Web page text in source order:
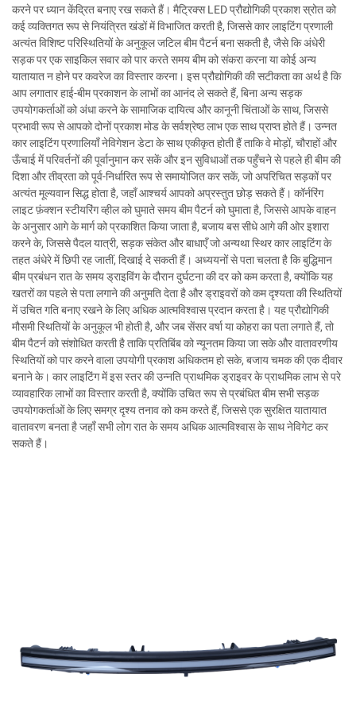
करने पर ध्यान केंद्रित बनाए रख सकते हैं। मैट्रिक्स LED प्रौद्योगिकी प्रकाश स्रोत को
कई व्यक्तिगत रूप से नियंत्रित खंडों में विभाजित करती है, जिससे कार लाइटिंग प्रणाली
अत्यंत विशिष्ट परिस्थितियों के अनुकूल जटिल बीम पैटर्न बना सकती है, जैसे कि अंधेरी
सड़क पर एक साइकिल सवार को पार करते समय बीम को संकरा करना या कोई अन्य
यातायात न होने पर कवरेज का विस्तार करना। इस प्रौद्योगिकी की सटीकता का अर्थ है कि
आप लगातार हाई-बीम प्रकाशन के लाभों का आनंद ले सकते हैं, बिना अन्य सड़क
उपयोगकर्ताओं को अंधा करने के सामाजिक दायित्व और कानूनी चिंताओं के साथ, जिससे
प्रभावी रूप से आपको दोनों प्रकाश मोड के सर्वश्रेष्ठ लाभ एक साथ प्राप्त होते हैं। उन्नत
कार लाइटिंग प्रणालियाँ नेविगेशन डेटा के साथ एकीकृत होती हैं ताकि वे मोड़ों, चौराहों और
ऊँचाई में परिवर्तनों की पूर्वानुमान कर सकें और इन सुविधाओं तक पहुँचने से पहले ही बीम की
दिशा और तीव्रता को पूर्व-निर्धारित रूप से समायोजित कर सकें, जो अपरिचित सड़कों पर
अत्यंत मूल्यवान सिद्ध होता है, जहाँ आश्चर्य आपको अप्रस्तुत छोड़ सकते हैं। कॉर्नरिंग
लाइट फ़ंक्शन स्टीयरिंग व्हील को घुमाते समय बीम पैटर्न को घुमाता है, जिससे आपके वाहन
के अनुसार आगे के मार्ग को प्रकाशित किया जाता है, बजाय बस सीधे आगे की ओर इशारा
करने के, जिससे पैदल यात्री, सड़क संकेत और बाधाएँ जो अन्यथा स्थिर कार लाइटिंग के
तहत अंधेरे में छिपी रह जातीं, दिखाई दे सकती हैं। अध्ययनों से पता चलता है कि बुद्धिमान
बीम प्रबंधन रात के समय ड्राइविंग के दौरान दुर्घटना की दर को कम करता है, क्योंकि यह
खतरों का पहले से पता लगाने की अनुमति देता है और ड्राइवरों को कम दृश्यता की स्थितियों
में उचित गति बनाए रखने के लिए अधिक आत्मविश्वास प्रदान करता है। यह प्रौद्योगिकी
मौसमी स्थितियों के अनुकूल भी होती है, और जब सेंसर वर्षा या कोहरा का पता लगाते हैं, तो
बीम पैटर्न को संशोधित करती है ताकि प्रतिबिंब को न्यूनतम किया जा सके और वातावरणीय
स्थितियों को पार करने वाला उपयोगी प्रकाश अधिकतम हो सके, बजाय चमक की एक दीवार
बनाने के। कार लाइटिंग में इस स्तर की उन्नति प्राथमिक ड्राइवर के प्राथमिक लाभ से परे
व्यावहारिक लाभों का विस्तार करती है, क्योंकि उचित रूप से प्रबंधित बीम सभी सड़क
उपयोगकर्ताओं के लिए समग्र दृश्य तनाव को कम करते हैं, जिससे एक सुरक्षित यातायात
वातावरण बनता है जहाँ सभी लोग रात के समय अधिक आत्मविश्वास के साथ नेविगेट कर
सकते हैं।